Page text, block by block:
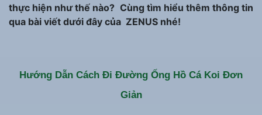
thực hiện như thế nào? Cùng tìm hiểu thêm thông tin
qua bài viết dưới đây của ZENUS nhé!
Hướng Dẫn Cách Đi Đường Ống Hồ Cá Koi Đơn
Giản